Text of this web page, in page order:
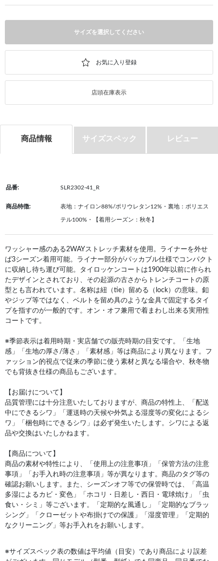
サイズを選択してください
店頭在庫表示
商品情報 サイズスペック レビュー
品番: SLR2302-41_R
商品特徴: 表地：ナイロン88%/ポリウレタン12%・裏地：ポリエス
テル100%・【着用シーズン：秋冬】
ワッシャー感のある2WAYストレッチ素材を使用。ライナーを外せ
ば3シーズン着用可能。ライナー部分がパッカブル仕様でコンパクト
に収納し待ち運び可能。タイロッケンコートは1900年以前に作られ
たデザインとされており、その起源の古さからトレンチコートの原
型とも言われています。名称は紐（tie）留める（lock）の意味。釦
やジップ等ではなく、ベルトを留め具のような金具で固定するタイ
プを指すのが一般的です。オン・オフ兼用で着まわし出来る実用性
コートです。
※季節表示は着用時期・実店舗での販売時期の目安です。「生地
感」「生地の厚さ/薄さ」「素材感」等は商品により異なります。フ
ァッション的視点で従来の季節に使う素材と異なる場合や、秋冬物
でも背抜き仕様の商品もございます。
【お届けについて】
品質管理には十分注意いたしておりますが、商品の特性上、「配送
中にできるシワ」「運送時の天候や外気よる湿度等の変化によるシ
ワ」「梱包時にできるシワ」は必ず発生いたします。シワによる返
品や交換はいたしかねます。
【商品について】
商品の素材や特性により、「使用上の注意事項」「保管方法の注意
事項」「お手入れ時の注意事項」等が異なります。商品のタグ等の
確認お願いします。また、シーズンオフ等での保管時では、「高温
多湿によるカビ・変色」「ホコリ・日差し・西日・電球焼け」「虫
食い・シミ」等ございます。「定期的な風通し」「定期的なブラッ
シング」「クローゼットや布掛けでの保護」「湿度管理」「定期的
なクリーニング」等お手入れをお願いします。
※サイズスペック表の数値は平均値（目安）であり商品により誤差